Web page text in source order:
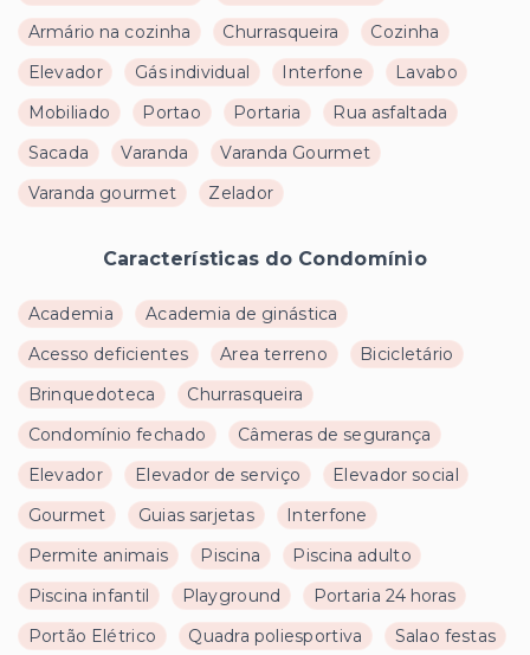
Armário na cozinha
Churrasqueira
Cozinha
Elevador
Gás individual Interfone
Lavabo
Mobiliado
Portao Portaria
Rua asfaltada
Sacada
Varanda
Varanda Gourmet
Varanda gourmet
Zelador
Características do Condomínio
Academia
Academia de ginástica
Acesso deficientes
Area terreno
Bicicletário
Brinquedoteca
Churrasqueira
Condomínio fechado
Câmeras de segurança
Elevador
Elevador de serviço
Elevador social
Gourmet
Guias sarjetas
Interfone
Permite animais
Piscina
Piscina adulto
Piscina infantil
Playground
Portaria 24 horas
Portão Elétrico
Quadra poliesportiva
Salao festas